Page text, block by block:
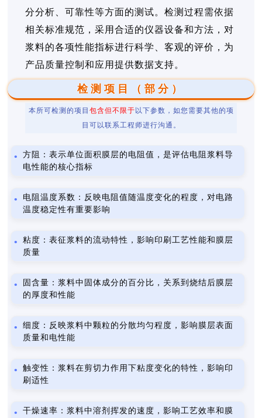
分分析、可靠性等方面的测试。检测过程需依据
相关标准规范，采用合适的仪器设备和方法，对
浆料的各项性能指标进行科学、客观的评价，为
产品质量控制和应用提供数据支持。
检测项目（部分）
本所可检测的项目 包含但不限于 以下参数，如您需要其他的项
目可以联系工程师进行沟通。
方阻：表示单位面积膜层的电阻值，是评估电阻浆料导
电性能的核心指标
电阻温度系数：反映电阻值随温度变化的程度，对电路
温度稳定性有重要影响
粘度：表征浆料的流动特性，影响印刷工艺性能和膜层
质量
固含量：浆料中固体成分的百分比，关系到烧结后膜层
的厚度和性能
细度：反映浆料中颗粒的分散均匀程度，影响膜层表面
质量和电性能
触变性：浆料在剪切力作用下粘度变化的特性，影响印
刷适性
干燥速率：浆料中溶剂挥发的速度，影响工艺效率和膜